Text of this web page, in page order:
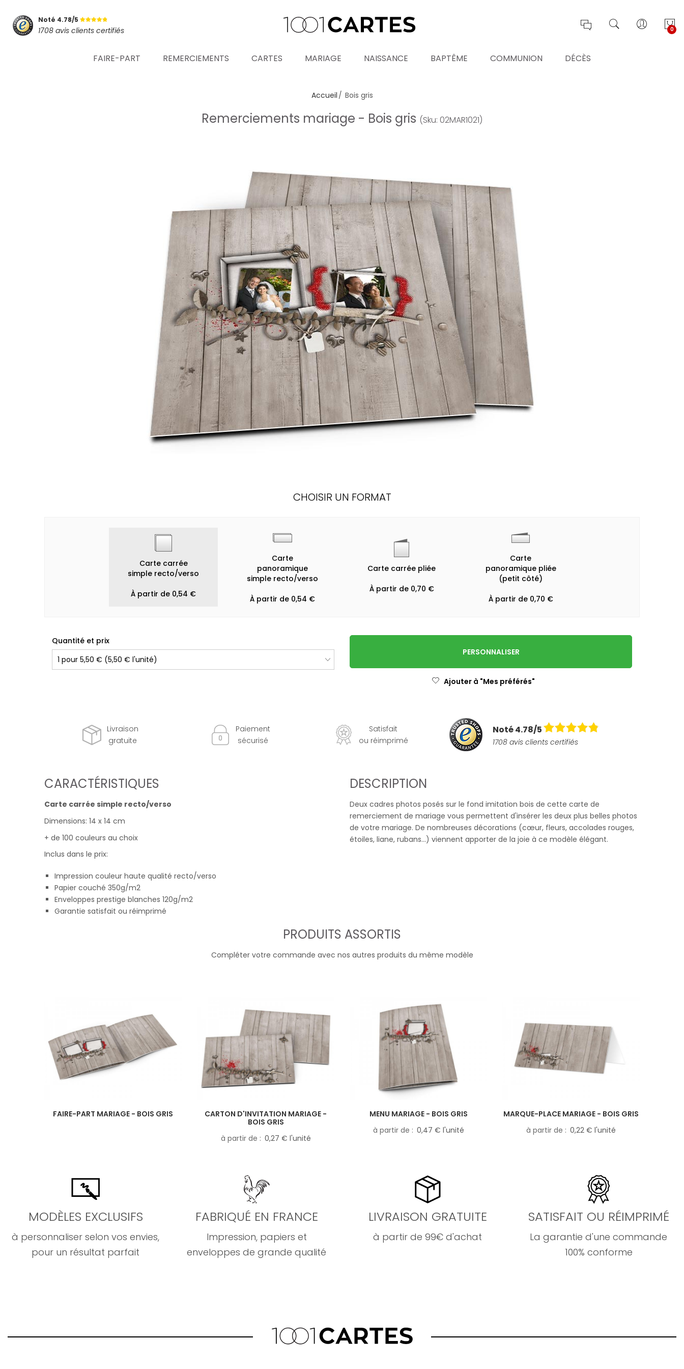
Noté 4.78/5
1708 avis clients certifiés 0
FAIRE-PART REMERCIEMENTS CARTES MARIAGE NAISSANCE BAPTÊME COMMUNION DÉCÈS
Mot de passe oublié ?
SE CONNECTER
Accueil Bois gris
Remerciements mariage - Bois gris (Sku: 02MAR1021)
CHOISIR UN FORMAT
Carte carrée
simple recto/verso
À partir de 0,54 €
Carte
panoramique
simple recto/verso
À partir de 0,54 €
Carte carrée pliée
À partir de 0,70 €
Carte
panoramique pliée
(petit côté)
À partir de 0,70 €
Quantité et prix
PERSONNALISER
Ajouter à "Mes préférés"
Livraison
gratuite
Paiement
sécurisé
Satisfait
ou réimprimé
Noté 4.78/5
1708 avis clients certifiés
CARACTÉRISTIQUES
Carte carrée simple recto/verso
Dimensions: 14 x 14 cm
+ de 100 couleurs au choix
Inclus dans le prix:
Impression couleur haute qualité recto/verso
Papier couché 350g/m2
Enveloppes prestige blanches 120g/m2
Garantie satisfait ou réimprimé
DESCRIPTION
Deux cadres photos posés sur le fond imitation bois de cette carte de
remerciement de mariage vous permettent d'insérer les deux plus belles photos
de votre mariage. De nombreuses décorations (cœur, fleurs, accolades rouges,
étoiles, liane, rubans...) viennent apporter de la joie à ce modèle élégant.
PRODUITS ASSORTIS
Compléter votre commande avec nos autres produits du même modèle
FAIRE-PART MARIAGE - BOIS GRIS
CARTON D'INVITATION MARIAGE -
BOIS GRIS
à partir de
0,27 € l'unité
MENU MARIAGE - BOIS GRIS
à partir de
0,47 € l'unité
MARQUE-PLACE MARIAGE - BOIS GRIS
à partir de
0,22 € l'unité
MODÈLES EXCLUSIFS
à personnaliser selon vos envies,
pour un résultat parfait
FABRIQUÉ EN FRANCE
Impression, papiers et
enveloppes de grande qualité
LIVRAISON GRATUITE
à partir de 99€ d'achat
SATISFAIT OU RÉIMPRIMÉ
La garantie d'une commande
100% conforme